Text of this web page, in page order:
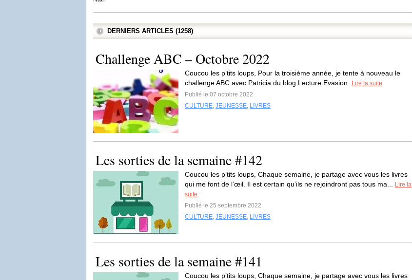
DERNIERS ARTICLES (1258)
Challenge ABC – Octobre 2022
Coucou les p’tits loups, Pour la troisième année, je tente à nouveau le
challenge ABC avec Patricia du blog Lecture Evasion.
Lire la suite
Publié le 07 octobre 2022
CULTURE, JEUNESSE, LIVRES
Les sorties de la semaine #142
Coucou les p’tits loups, Chaque semaine, je partage avec vous les livres
qui me font de l’œil. Il est certain qu’ils ne rejoindront pas tous ma...
Lire la
suite
Publié le 25 septembre 2022
CULTURE, JEUNESSE, LIVRES
Les sorties de la semaine #141
Coucou les p’tits loups, Chaque semaine, je partage avec vous les livres